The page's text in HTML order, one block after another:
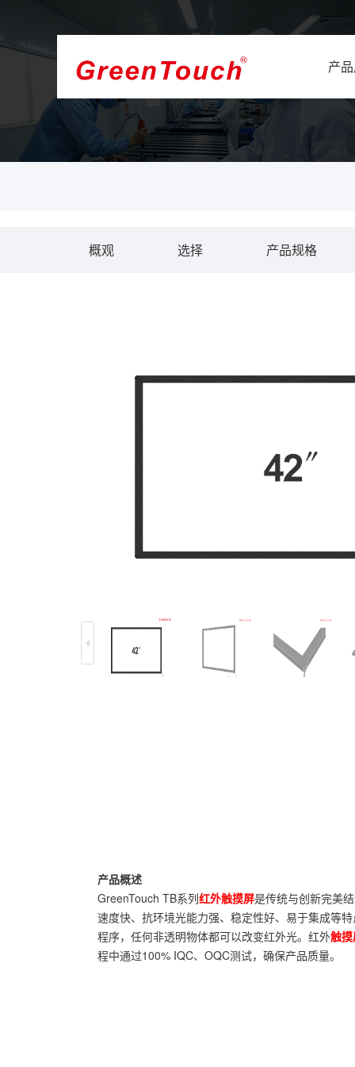
产
概观 选择 产品规格
产品概述
GreenTouch TB系列红外触摸屏是传统与创新完美
速度快、抗环境光能力强、稳定性好、易于集成等
程序，任何非透明物体都可以改变红外光。红外触
程中通过100% IQC、OQC测试，确保产品质量。